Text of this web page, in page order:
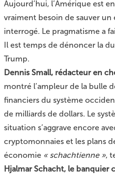
Aujourd’hui, l’Amérique est
vraiment besoin de sauver un
interrogé. Le pragmatisme a
Il est temps de dénoncer la
Trump.
Dennis Small, rédacteur en
montré l’ampleur de la bulle
financiers du système
de milliards de dollars. Le
situation s’aggrave encore
cryptomonnaies et les plans
économie « schachtienne »,
Hjalmar Schacht, le banquier